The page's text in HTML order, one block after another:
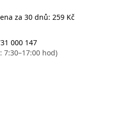
za 30 dnů: 259 Kč
000 147
7:30–17:00 hod)